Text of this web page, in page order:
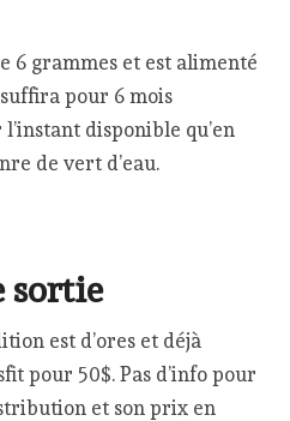
6 grammes et est alimenté
pour 6 mois
disponible qu’en
de vert d’eau.
sortie
est d’ores et déjà
pour 50$. Pas d’info pour
et son prix en